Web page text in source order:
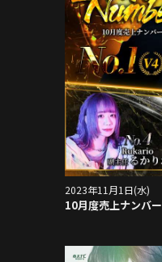
2023年11月1日(水)
10月度売上ナンバー